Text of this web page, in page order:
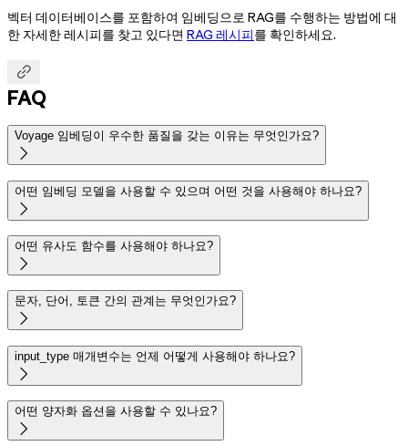
벡터 데이터베이스를 포함하여 임베딩으로 RAG를 수행하는 방법에 대
한 자세한 레시피를 찾고 있다면 RAG 레시피를 확인하세요.

FAQ
Voyage 임베딩이 우수한 품질을 갖는 이유는 무엇인가요?

어떤 임베딩 모델을 사용할 수 있으며 어떤 것을 사용해야 하나요?

어떤 유사도 함수를 사용해야 하나요?

문자, 단어, 토큰 간의 관계는 무엇인가요?

input_type 매개변수는 언제 어떻게 사용해야 하나요?

어떤 양자화 옵션을 사용할 수 있나요?
